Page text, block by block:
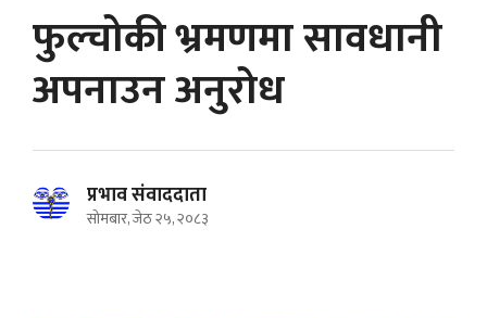
फुल्चोकी भ्रमणमा सावधानी
अपनाउन अनुरोध
प्रभाव संवाददाता
सोमबार, जेठ २५, २०८३